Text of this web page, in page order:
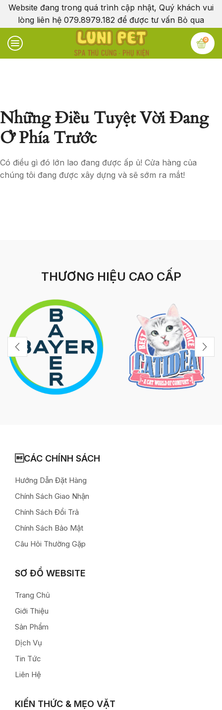
Website đang trong quá trình cập nhật, Quý khách vui
lòng liên hệ 079.8979.182 để được tư vấn Bỏ qua
0
Những Điều Tuyệt Vời Đang
Ở Phía Trước
Có điều gì đó lớn lao đang được ấp ủ! Cửa hàng của
chúng tôi đang được xây dựng và sẽ sớm ra mắt!
THƯƠNG HIỆU CAO CẤP
CÁC CHÍNH SÁCH
Hướng Dẫn Đặt Hàng
Chính Sách Giao Nhận
Chính Sách Đổi Trả
Chính Sách Bảo Mật
Câu Hỏi Thường Gặp
SƠ ĐỒ WEBSITE
Trang Chủ
Giới Thiệu
Sản Phẩm
Dịch Vụ
Tin Tức
Liên Hệ
KIẾN THỨC & MẸO VẶT